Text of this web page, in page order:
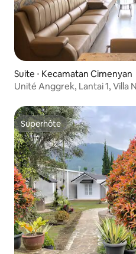
Suite ⋅ Kecamatan Cimenyan
Unité Anggrek, Lantai 1, Villa
Superhôte
Superhôte